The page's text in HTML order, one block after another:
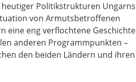
Politikstrukturen Ungarns
von Armutsbetroffenen
eine eng verflochtene Geschichte
anderen Programmpunkten –
den beiden Ländern und ihren